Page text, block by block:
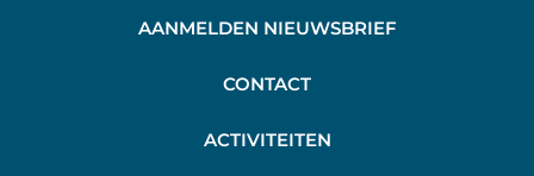
AANMELDEN NIEUWSBRIEF
CONTACT
ACTIVITEITEN